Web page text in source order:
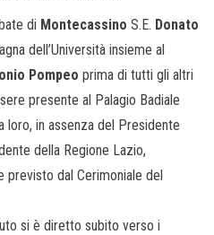
di Montecassino S.E. Donato
dell’Università insieme al
Pompeo prima di tutti gli altri
presente al Palagio Badiale
loro, in assenza del Presidente
della Regione Lazio,
previsto dal Cerimoniale del
si è diretto subito verso i